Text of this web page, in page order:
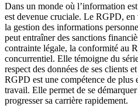
Dans un monde où l’information
est devenue cruciale. Le RGPD,
la gestion des informations
peut entraîner des sanctions
contrainte légale, la conformité au
concurrentiel. Elle témoigne du
respect des données de ses clients
RGPD est une compétence de plus
travail. Elle permet de se
progresser sa carrière rapidement.